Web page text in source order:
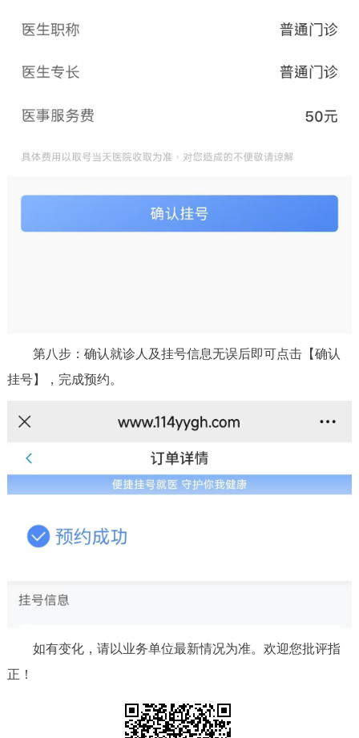
第八步：确认就诊人及挂号信息无误后即可点击【确认
挂号】，完成预约。
如有变化，请以业务单位最新情况为准。欢迎您批评指
正！